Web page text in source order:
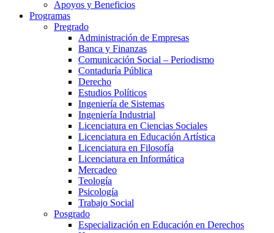
Apoyos y Beneficios
Programas
Pregrado
Administración de Empresas
Banca y Finanzas
Comunicación Social – Periodismo
Contaduría Pública
Derecho
Estudios Políticos
Ingeniería de Sistemas
Ingeniería Industrial
Licenciatura en Ciencias Sociales
Licenciatura en Educación Artística
Licenciatura en Filosofía
Licenciatura en Informática
Mercadeo
Teología
Psicología
Trabajo Social
Posgrado
Especialización en Educación en Derechos